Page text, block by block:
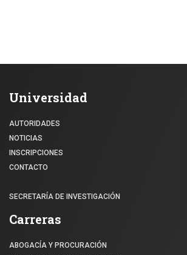
Universidad
AUTORIDADES
NOTICIAS
INSCRIPCIONES
CONTACTO
SECRETARÍA DE INVESTIGACIÓN
Carreras
ABOGACÍA Y PROCURACIÓN